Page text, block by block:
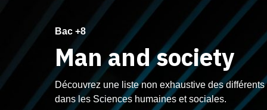
Bac +8
Man and society
Découvrez une liste non exhaustive des
dans les Sciences humaines et sociales.